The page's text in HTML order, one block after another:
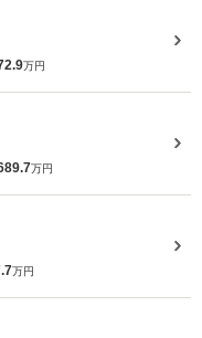
万円
万円
万円